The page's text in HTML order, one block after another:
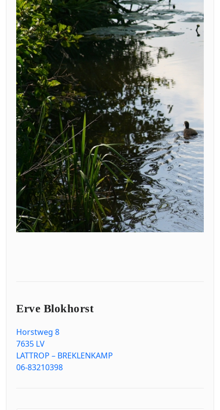
Erve Blokhorst
Horstweg 8
7635 LV
LATTROP – BREKLENKAMP
06-83210398